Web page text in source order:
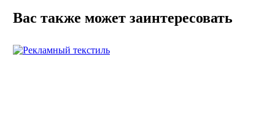
Вас также может заинтересовать